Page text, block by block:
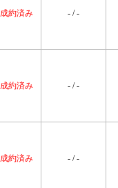
成約済み - / -
成約済み - / -
成約済み - / -